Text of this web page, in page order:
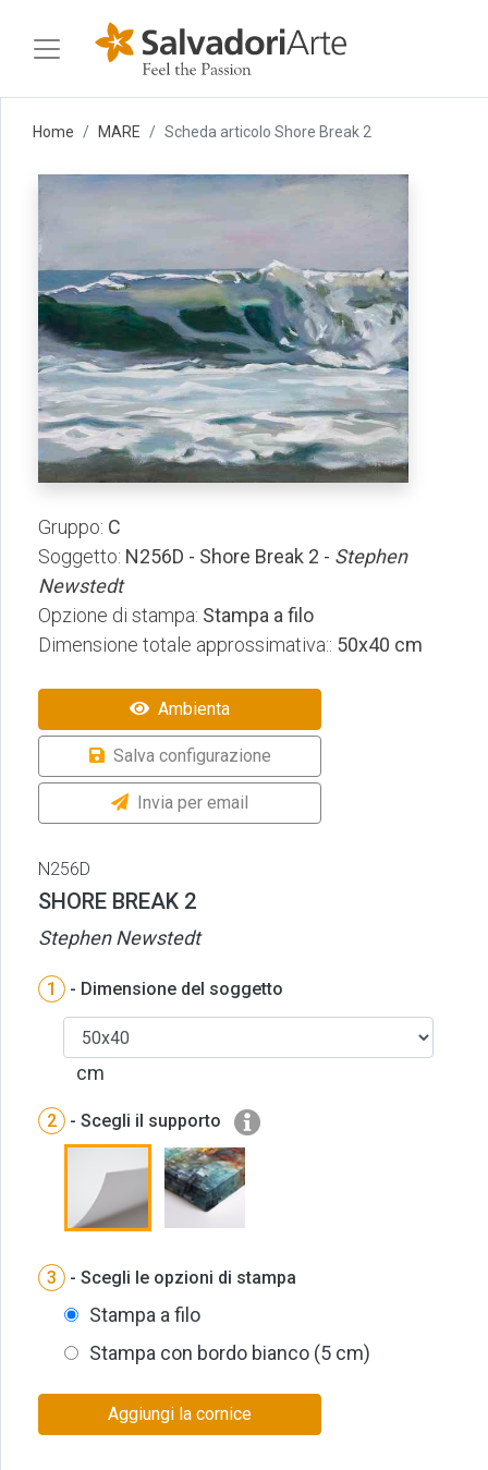
Home MARE Scheda articolo Shore Break 2
Gruppo: C
Soggetto: N256D - Shore Break 2 - Stephen
Newstedt
Opzione di stampa: Stampa a filo
Dimensione totale approssimativa:: 50x40 cm
Ambienta
Salva configurazione
Invia per email
N256D
SHORE BREAK 2
Stephen Newstedt
1 - Dimensione del soggetto
cm
2 - Scegli il supporto
3 - Scegli le opzioni di stampa
Stampa a filo
Stampa con bordo bianco (5 cm)
Aggiungi la cornice